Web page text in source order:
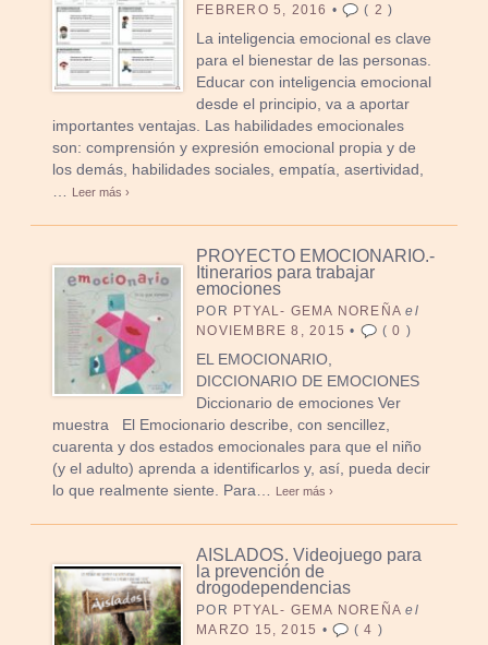
FEBRERO 5, 2016 • ( 2 )
La inteligencia emocional es clave
para el bienestar de las personas.
Educar con inteligencia emocional
desde el principio, va a aportar
importantes ventajas. Las habilidades emocionales
son: comprensión y expresión emocional propia y de
los demás, habilidades sociales, empatía, asertividad,
Leer más ›
PROYECTO EMOCIONARIO.-
Itinerarios para trabajar
emociones
POR PTYAL- GEMA NOREÑA el
NOVIEMBRE 8, 2015 • (0 )
EL EMOCIONARIO,
DICCIONARIO DE EMOCIONES
Diccionario de emociones Ver
muestra El Emocionario describe, con sencillez,
cuarenta y dos estados emocionales para que el niño
(y el adulto) aprenda a identificarlos y, así, pueda decir
lo que realmente siente. Para…
Leer más ›
AISLADOS. Videojuego para
la prevención de
drogodependencias
POR PTYAL- GEMA NOREÑA el
MARZO 15, 2015 • (4 )